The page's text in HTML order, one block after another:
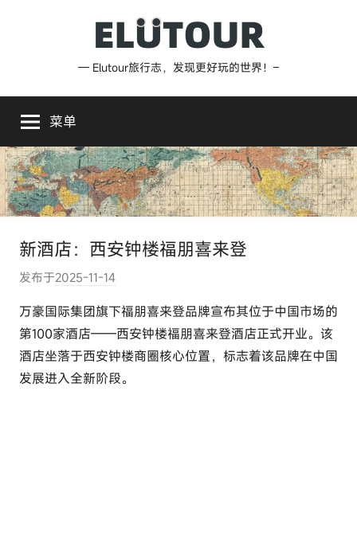
Elutour
旅
行
志
— Elutour旅行志，发现更好玩的世界！–
菜单
新酒店：西安钟楼福朋喜来登
发布于2025-11-14
e
l
u
万豪国际集团旗下福朋喜来登品牌宣布其位于中国市场的
第100家酒店——西安钟楼福朋喜来登酒店正式开业。该
酒店坐落于西安钟楼商圈核心位置，标志着该品牌在中国
发展进入全新阶段。